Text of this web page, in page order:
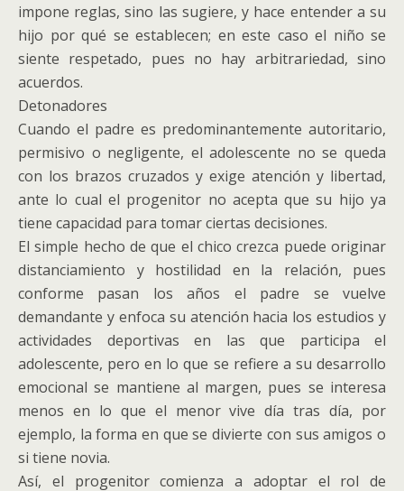
impone reglas, sino las sugiere, y hace entender a su
hijo por qué se establecen; en este caso el niño se
siente respetado, pues no hay arbitrariedad, sino
acuerdos.
Detonadores
Cuando el padre es predominantemente autoritario,
permisivo o negligente, el adolescente no se queda
con los brazos cruzados y exige atención y libertad,
ante lo cual el progenitor no acepta que su hijo ya
tiene capacidad para tomar ciertas decisiones.
El simple hecho de que el chico crezca puede originar
distanciamiento y hostilidad en la relación, pues
conforme pasan los años el padre se vuelve
demandante y enfoca su atención hacia los estudios y
actividades deportivas en las que participa el
adolescente, pero en lo que se refiere a su desarrollo
emocional se mantiene al margen, pues se interesa
menos en lo que el menor vive día tras día, por
ejemplo, la forma en que se divierte con sus amigos o
si tiene novia.
Así, el progenitor comienza a adoptar el rol de